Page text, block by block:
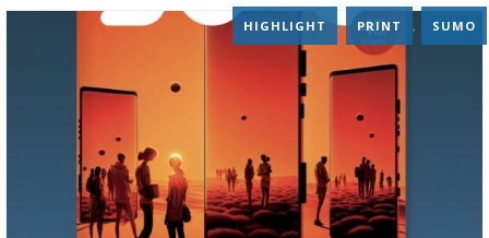
HIGHLIGHT , PRINT , SUMO